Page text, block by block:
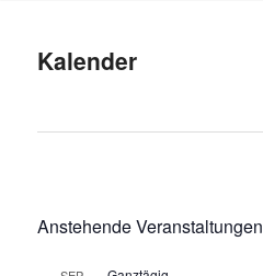
Kalender
Anstehende Veranstaltungen